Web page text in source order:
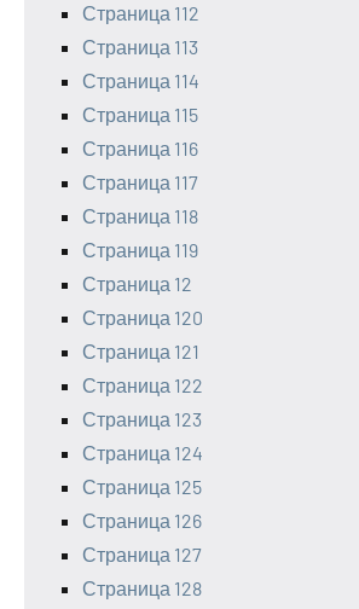
Страница 112
Страница 113
Страница 114
Страница 115
Страница 116
Страница 117
Страница 118
Страница 119
Страница 12
Страница 120
Страница 121
Страница 122
Страница 123
Страница 124
Страница 125
Страница 126
Страница 127
Страница 128